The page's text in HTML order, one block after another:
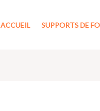
ACCUEIL SUPPORTS DE